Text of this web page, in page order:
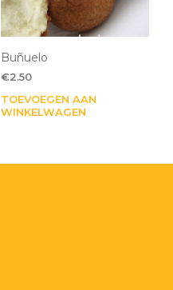
Buñuelo
€2.50
TOEVOEGEN AAN
WINKELWAGEN